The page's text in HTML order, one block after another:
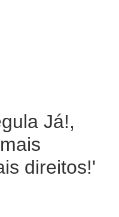
Já!,
direitos!'